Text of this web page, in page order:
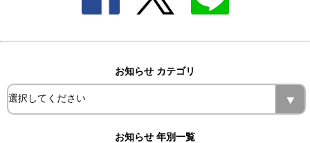
お知らせ カテゴリ
お知らせ 年別一覧